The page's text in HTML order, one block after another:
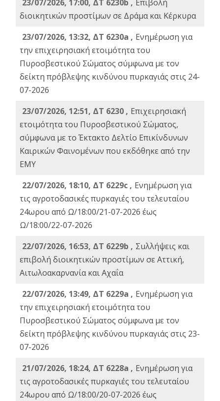
23/07/2026, 17:00, ΔΤ 6230b , Επιβολή
διοικητικών προστίμων σε Δράμα και Κέρκυρα
23/07/2026, 13:32, ΔΤ 6230a , Ενημέρωση για
την επιχειρησιακή ετοιμότητα του
Πυροσβεστικού Σώματος σύμφωνα με τον
δείκτη πρόβλεψης κινδύνου πυρκαγιάς στις 24-
07-2026
23/07/2026, 12:51, ΔΤ 6230 , Επιχειρησιακή
ετοιμότητα του Πυροσβεστικού Σώματος,
σύμφωνα με το Έκτακτο Δελτίο Επικίνδυνων
Καιρικών Φαινομένων που εκδόθηκε από την
ΕΜΥ
22/07/2026, 18:10, ΔΤ 6229c , Ενημέρωση για
τις αγροτοδασικές πυρκαγιές του τελευταίου
24ωρου από Ω/18:00/21-07-2026 έως
Ω/18:00/22-07-2026
22/07/2026, 16:53, ΔΤ 6229b , Σuλλήψεις και
επιβολή διοικητικών προστίμων σε Αττική,
Αιτωλοακαρνανία και Αχαΐα
22/07/2026, 13:49, ΔΤ 6229a , Ενημέρωση για
την επιχειρησιακή ετοιμότητα του
Πυροσβεστικού Σώματος σύμφωνα με τον
δείκτη πρόβλεψης κινδύνου πυρκαγιάς στις 23-
07-2026
21/07/2026, 18:24, ΔΤ 6228a , Ενημέρωση για
τις αγροτοδασικές πυρκαγιές του τελευταίου
24ωρου από Ω/18:00/20-07-2026 έως